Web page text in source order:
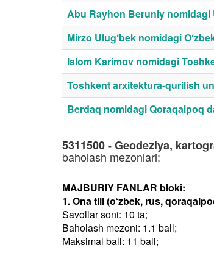
Abu Rayhon Beruniy
Mirzo Ulug‘bek nomidagi
Islom Karimov nomidagi
Toshkent arxitektura-qurilish
Berdaq nomidagi Qoraqalpoq
5311500 - Geodeziya,
baholash mezonlari:
MAJBURIY FANLAR bloki:
1. Ona tili (o‘zbek, rus,
Savollar soni: 10 ta;
Baholash mezoni: 1.1 ball;
Maksimal ball: 11 ball;